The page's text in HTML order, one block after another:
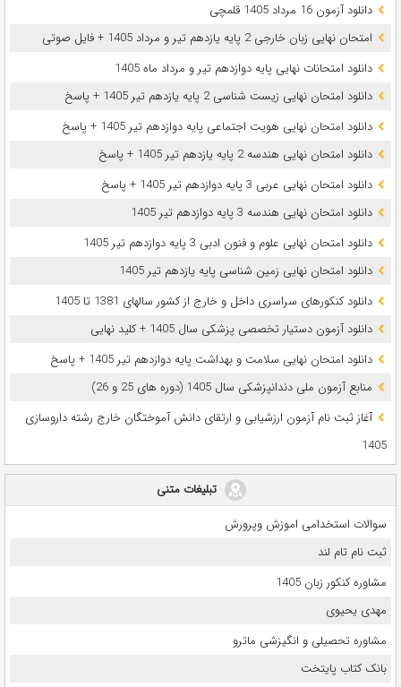
دانلود آزمون 16 مرداد 1405 قلمچی
امتحان نهایی زبان خارجی 2 پایه یازدهم تیر و مرداد 1405 + فایل صوتی
دانلود امتحانات نهایی پایه دوازدهم تیر و مرداد ماه 1405
دانلود امتحان نهایی زیست شناسی 2 پایه یازدهم تیر 1405 + پاسخ
دانلود امتحان نهایی هویت اجتماعی پایه دوازدهم تیر 1405 + پاسخ
دانلود امتحان نهایی هندسه 2 پایه یازدهم تیر 1405 + پاسخ
دانلود امتحان نهایی عربی 3 پایه دوازدهم تیر 1405 + پاسخ
دانلود امتحان نهایی هندسه 3 پایه دوازدهم تیر 1405
دانلود امتحان نهایی علوم و فنون ادبی 3 پایه دوازدهم تیر 1405
دانلود امتحان نهایی زمین شناسی پایه یازدهم تیر 1405
دانلود کنکورهای سراسری داخل و خارج از کشور سالهای 1381 تا 1405
دانلود آزمون دستیار تخصصی پزشکی سال 1405 + کلید نهایی
دانلود امتحان نهایی سلامت و بهداشت پایه دوازدهم تیر 1405 + پاسخ
ﻣﻨﺎﺑﻊ آزﻣﻮن ﻣﻠﯽ دندانپزشکی سال 1405 (دوره های 25 و 26)
آغاز ثبت نام آزمون‌ ارزشیابی و ارتقای دانش آموختگان خارج رشته داروسازی
1405
تبلیغات متنی
سوالات استخدامی اموزش وپرورش
ثبت نام تام لند
مشاوره کنکور زبان 1405
مهدی یحیوی
مشاوره تحصیلی و انگیزشی ماترو
بانک کتاب پایتخت